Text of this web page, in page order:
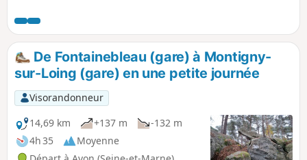
Tour Dénécourt, Mares Froideau, Rocher
Cassepot, Rocher Saint-Germain, Grotte
aux Cristaux, Mare à Piat, Butte Saint-
Louis et Petit Mont. Cheminement
majoritairement à l'ombre ; beaux
arbres.
De Fontainebleau (gare) à Montigny-
sur-Loing (gare) en une petite journée
Visorandonneur
14,69 km
+137 m
-132 m
4h 35
Moyenne